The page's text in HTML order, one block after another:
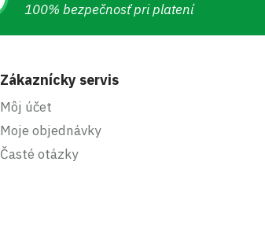
100% bezpečnosť pri platení
Zákaznícky servis
Môj účet
Moje objednávky
Časté otázky